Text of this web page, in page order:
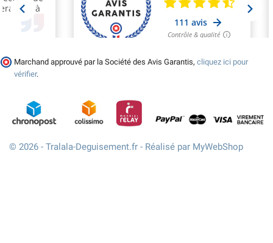
Marchand approuvé par la Société des Avis Garantis, cliquez ici pour
vérifier.
© 2026 - Tralala-Deguisement.fr - Réalisé par MyWebShop